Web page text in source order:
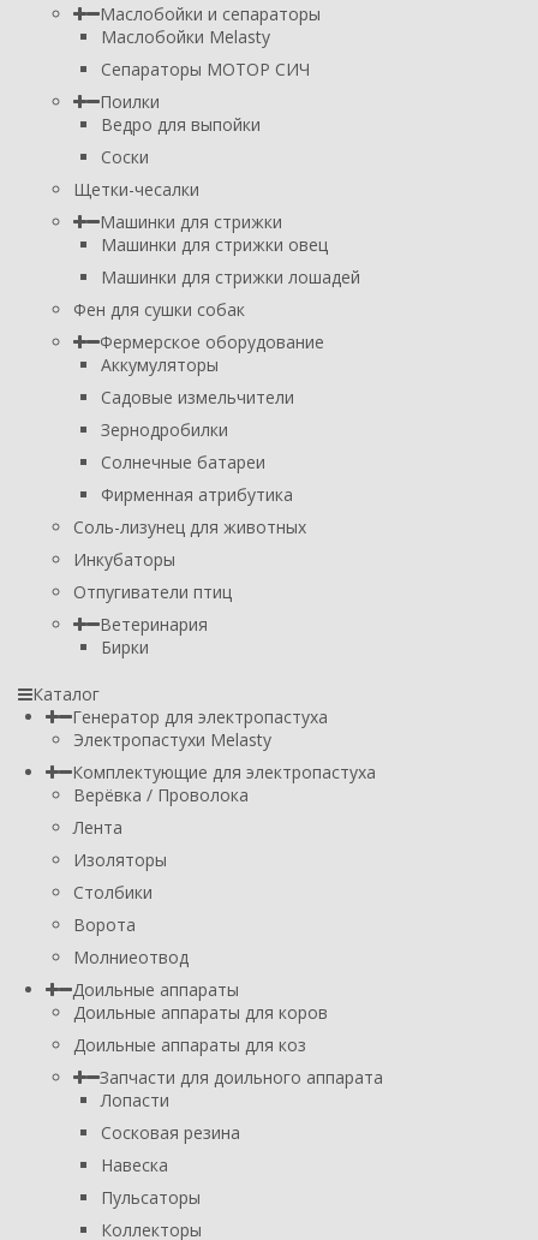
Маслобойки и сепараторы
Маслобойки Melasty
Сепараторы МОТОР СИЧ
Поилки
Ведро для выпойки
Соски
Щетки-чесалки
Машинки для стрижки
Машинки для стрижки овец
Машинки для стрижки лошадей
Фен для сушки собак
Фермерское оборудование
Аккумуляторы
Садовые измельчители
Зернодробилки
Солнечные батареи
Фирменная атрибутика
Соль-лизунец для животных
Инкубаторы
Отпугиватели птиц
Ветеринария
Бирки
Каталог
Генератор для электропастуха
Электропастухи Melasty
Комплектующие для электропастуха
Верёвка / Проволока
Лента
Изоляторы
Столбики
Ворота
Молниеотвод
Доильные аппараты
Доильные аппараты для коров
Доильные аппараты для коз
Запчасти для доильного аппарата
Лопасти
Сосковая резина
Навеска
Пульсаторы
Коллекторы